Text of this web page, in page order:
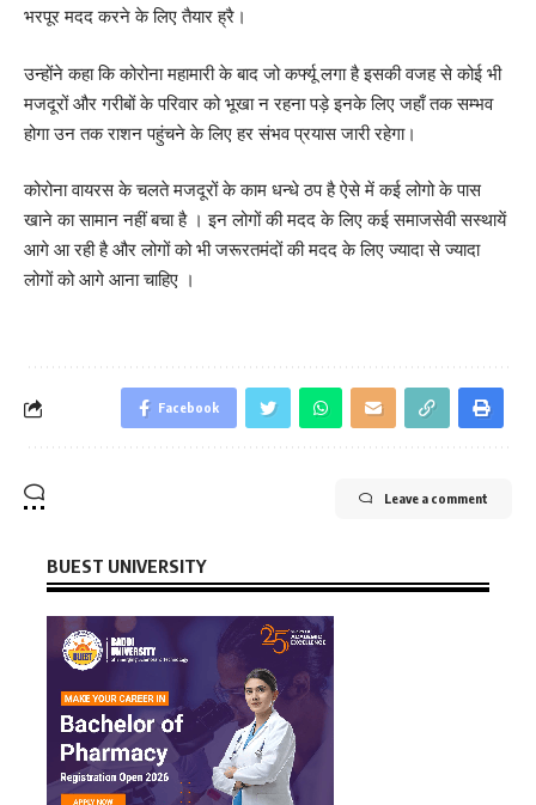
भरपूर मदद करने के लिए तैयार ह्रै।
उन्होंने कहा कि कोरोना महामारी के बाद जो कर्फ्यू लगा है इसकी वजह से कोई भी
मजदूरों और गरीबों के परिवार को भूखा न रहना पड़े इनके लिए जहाँ तक सम्भव
होगा उन तक राशन पहुंचने के लिए हर संभव प्रयास जारी रहेगा।
कोरोना वायरस के चलते मजदूरों के काम धन्धे ठप है ऐसे में कई लोगो के पास
खाने का सामान नहीं बचा है । इन लोगों की मदद के लिए कई समाजसेवी सस्थायें
आगे आ रही है और लोगों को भी जरूरतमंदों की मदद के लिए ज्यादा से ज्यादा
लोगों को आगे आना चाहिए ।
Facebook
Leave a comment
BUEST UNIVERSITY